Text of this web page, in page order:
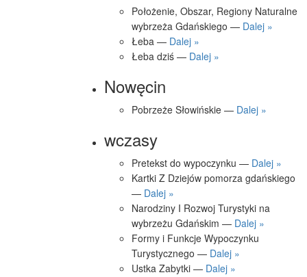
Położenie, Obszar, Regiony Naturalne
wybrzeża Gdańskiego — Dalej »
Łeba — Dalej »
Łeba dziś — Dalej »
Nowęcin
Pobrzeże Słowińskie — Dalej »
wczasy
Pretekst do wypoczynku — Dalej »
Kartki Z Dziejów pomorza gdańskiego
— Dalej »
Narodziny I Rozwoj Turystyki na
wybrzeżu Gdańskim — Dalej »
Formy i Funkcje Wypoczynku
Turystycznego — Dalej »
Ustka Zabytki — Dalej »